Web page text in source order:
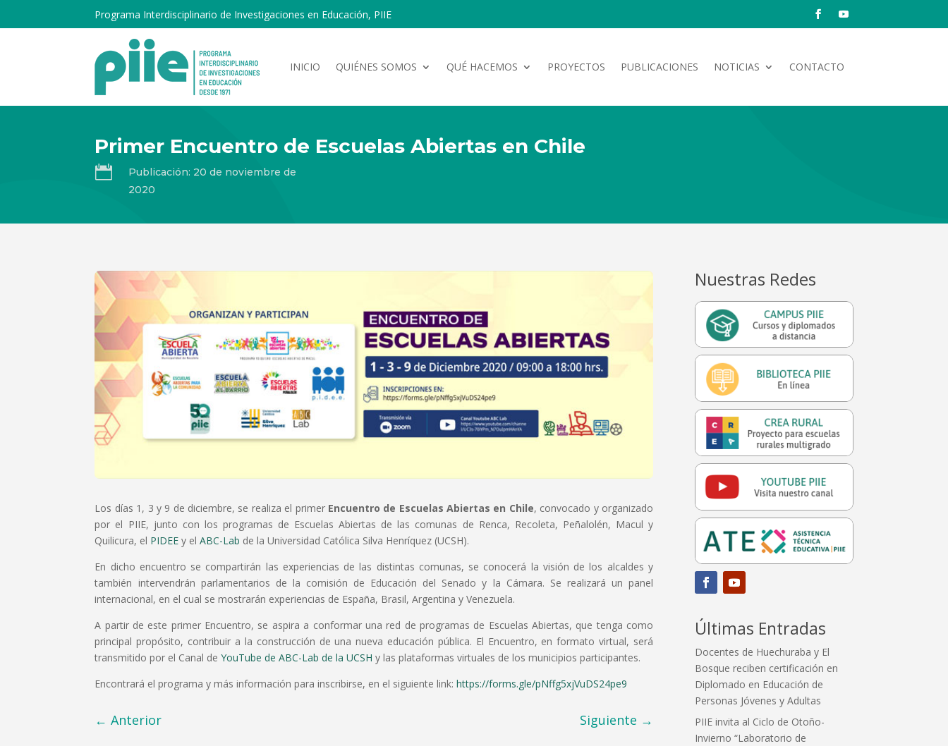
Programa Interdisciplinario de Investigaciones en Educación, PIIE
INICIO QUIÉNES SOMOS QUÉ HACEMOS PROYECTOS PUBLICACIONES NOTICIAS CONTACTO
Primer Encuentro de Escuelas Abiertas en Chile

Publicación: 20 de noviembre de
2020
Los días 1, 3 y 9 de diciembre, se realiza el primer Encuentro de Escuelas Abiertas en Chile, convocado y organizado
por el PIIE, junto con los programas de Escuelas Abiertas de las comunas de Renca, Recoleta, Peñalolén, Macul y
Quilicura, el PIDEE y elABC-Lab de la Universidad Católica Silva Henríquez (UCSH).
En dicho encuentro se compartirán las experiencias de las distintas comunas, se conocerá la visión de los alcaldes y
también intervendrán parlamentarios de la comisión de Educación del Senado y la Cámara. Se realizará un panel
internacional, en el cual se mostrarán experiencias de España, Brasil, Argentina y Venezuela.
A partir de este primer Encuentro, se aspira a conformar una red de programas de Escuelas Abiertas, que tenga como
principal propósito, contribuir a la construcción de una nueva educación pública. El Encuentro, en formato virtual, será
transmitido por el Canal deYouTube de ABC-Lab de la UCSHy las plataformas virtuales de los municipios participantes.
Encontrará el programa y más información para inscribirse, en el siguiente link:https://forms.gle/pNffg5xjVuDS24pe9
←Anterior Siguiente →
Nuestras Redes
Últimas Entradas
Docentes de Huechuraba y El
Bosque reciben certificación en
Diplomado en Educación de
Personas Jóvenes y Adultas
PIIE invita al Ciclo de Otoño-
Invierno “Laboratorio de